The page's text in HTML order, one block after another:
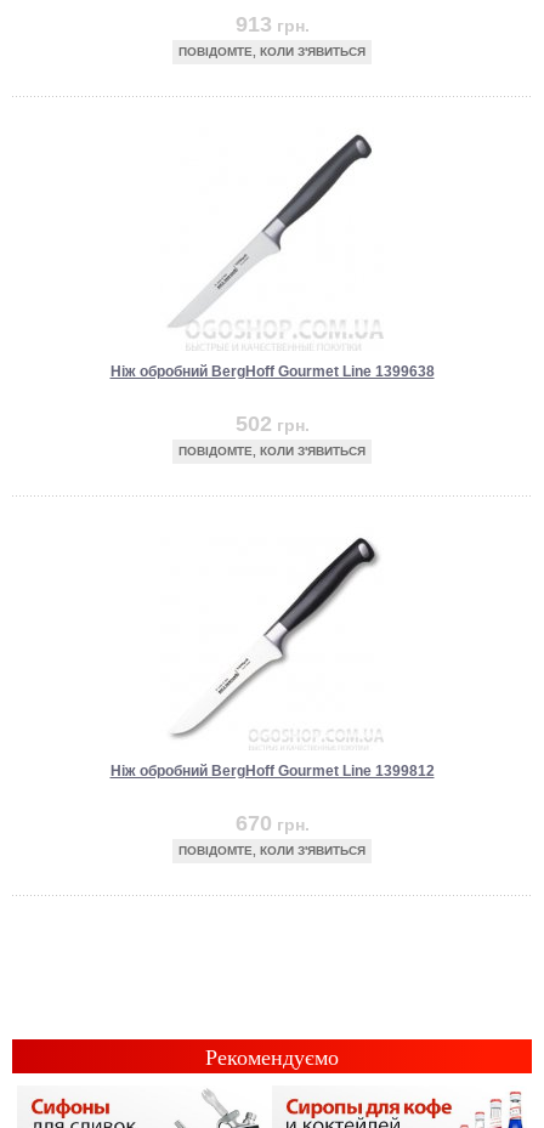
913 грн.
ПОВІДОМТЕ, КОЛИ З'ЯВИТЬСЯ
Ніж обробний BergHoff Gourmet Line 1399638
502 грн.
ПОВІДОМТЕ, КОЛИ З'ЯВИТЬСЯ
Ніж обробний BergHoff Gourmet Line 1399812
670 грн.
ПОВІДОМТЕ, КОЛИ З'ЯВИТЬСЯ
Рекомендуємо